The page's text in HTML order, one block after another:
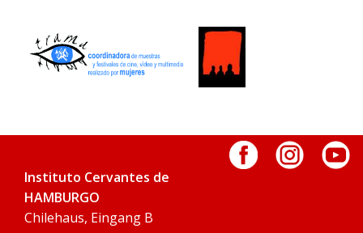
Instituto Cervantes de
HAMBURGO
Chilehaus, Eingang B